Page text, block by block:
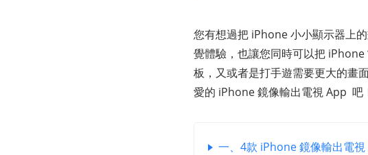
您有想過把 iPhone 小小顯示器上
覺體驗，也讓您同時可以把
板，又或者是打手遊需要更大的畫
愛的 iPhone 鏡像輸出電視 App 吧
一、4款 iPhone 鏡像輸出電